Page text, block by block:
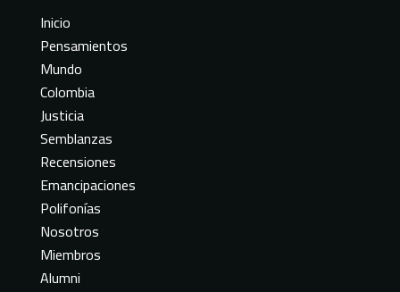
Inicio
Pensamientos
Mundo
Colombia
Justicia
Semblanzas
Recensiones
Emancipaciones
Polifonías
Nosotros
Miembros
Alumni